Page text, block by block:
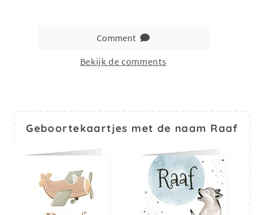
Comment
Bekijk de comments
Geboortekaartjes met de naam Raaf